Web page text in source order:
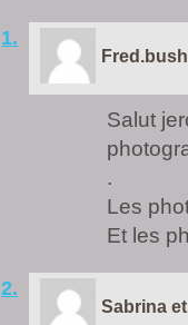
1.
Salut
.
Les
Et les
2.
Sabrina